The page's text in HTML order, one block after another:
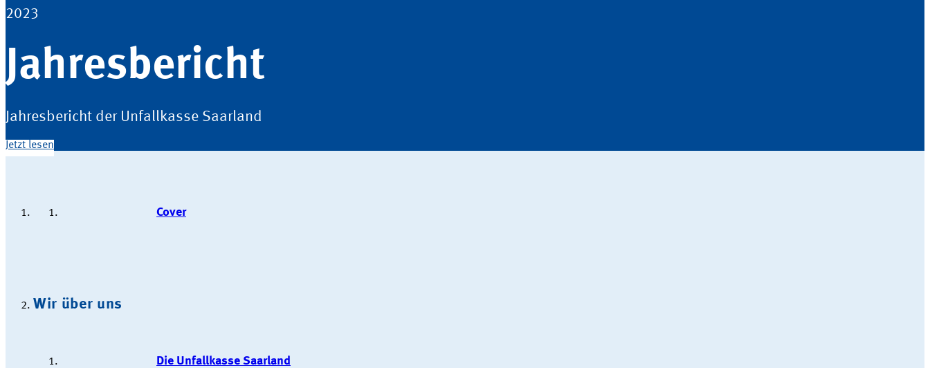
2023
Jahresbericht
Jahresbericht der Unfallkasse Saarland
Jetzt lesen
Cover
Wir über uns
Die Unfallkasse Saarland